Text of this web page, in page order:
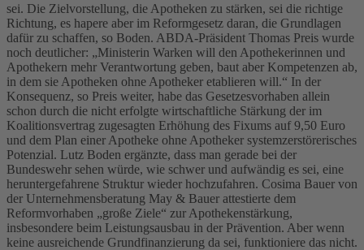
sei. Die Zielvorstellung, die Apotheken zu stärken, sei die richtige
Richtung, es hapere aber im Reformgesetz daran, die Grundlagen
dafür zu schaffen, so Boden. ABDA-Präsident Thomas Preis wurde
noch deutlicher: „Ministerin Warken will den Apothekerinnen und
Apothekern mehr Verantwortung geben, baut aber Kompetenzen ab,
in dem sie Apotheken ohne Apotheker etablieren will.“ In der
Konsequenz, so Preis weiter, habe das Gesetzesvorhaben allein
schon durch die nicht erfolgte wirtschaftliche Stärkung der im
Koalitionsvertrag zugesagten Erhöhung des Fixums auf 9,50 Euro
und dem Plan einer Apotheke ohne Apotheker systemzerstörerisches
Potenzial. Lutz Boden ergänzte, dass man gerade bei der
Bundeswehr sehen würde, wie schwer und aufwändig es sei, eine
heruntergefahrene Struktur wieder hochzufahren. Cosima Bauer von
der Unternehmensberatung May & Bauer attestierte dem
Reformvorhaben „große Ziele“ zur Apothekenstärkung,
insbesondere beim Leistungsausbau in der Prävention. Aber wenn
keine ausreichende Grundfinanzierung da sei, funktioniere das nicht.